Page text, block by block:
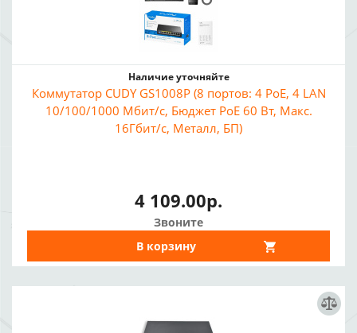
Наличие уточняйте
Коммутатор CUDY GS1008P (8 портов: 4 PoE, 4 LAN
10/100/1000 Мбит/с, Бюджет PoE 60 Вт, Макс.
16Гбит/с, Металл, БП)
4 109.00р.
Звоните
В корзину